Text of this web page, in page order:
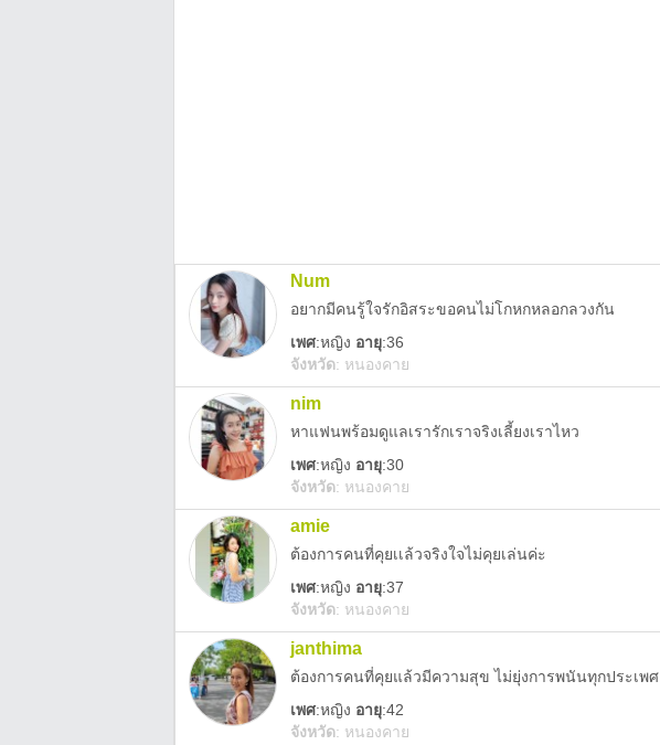
Num
อยากมีคนรู้ใจรักอิสระขอคนไม่โกหกหลอกลวงกัน
เพศ:หญิง อายุ:36
จังหวัด: หนองคาย
nim
หาแฟนพร้อมดูแลเรารักเราจริงเลี้ยงเราไหว
เพศ:หญิง อายุ:30
จังหวัด: หนองคาย
amie
ต้องการคนที่คุยเเล้วจริงใจไม่คุยเล่นค่ะ
เพศ:หญิง อายุ:37
จังหวัด: หนองคาย
janthima
ต้องการคนที่คุยแล้วมีความสุข ไม่ยุ่งการพนันทุกประเพศ
เพศ:หญิง อายุ:42
จังหวัด: หนองคาย